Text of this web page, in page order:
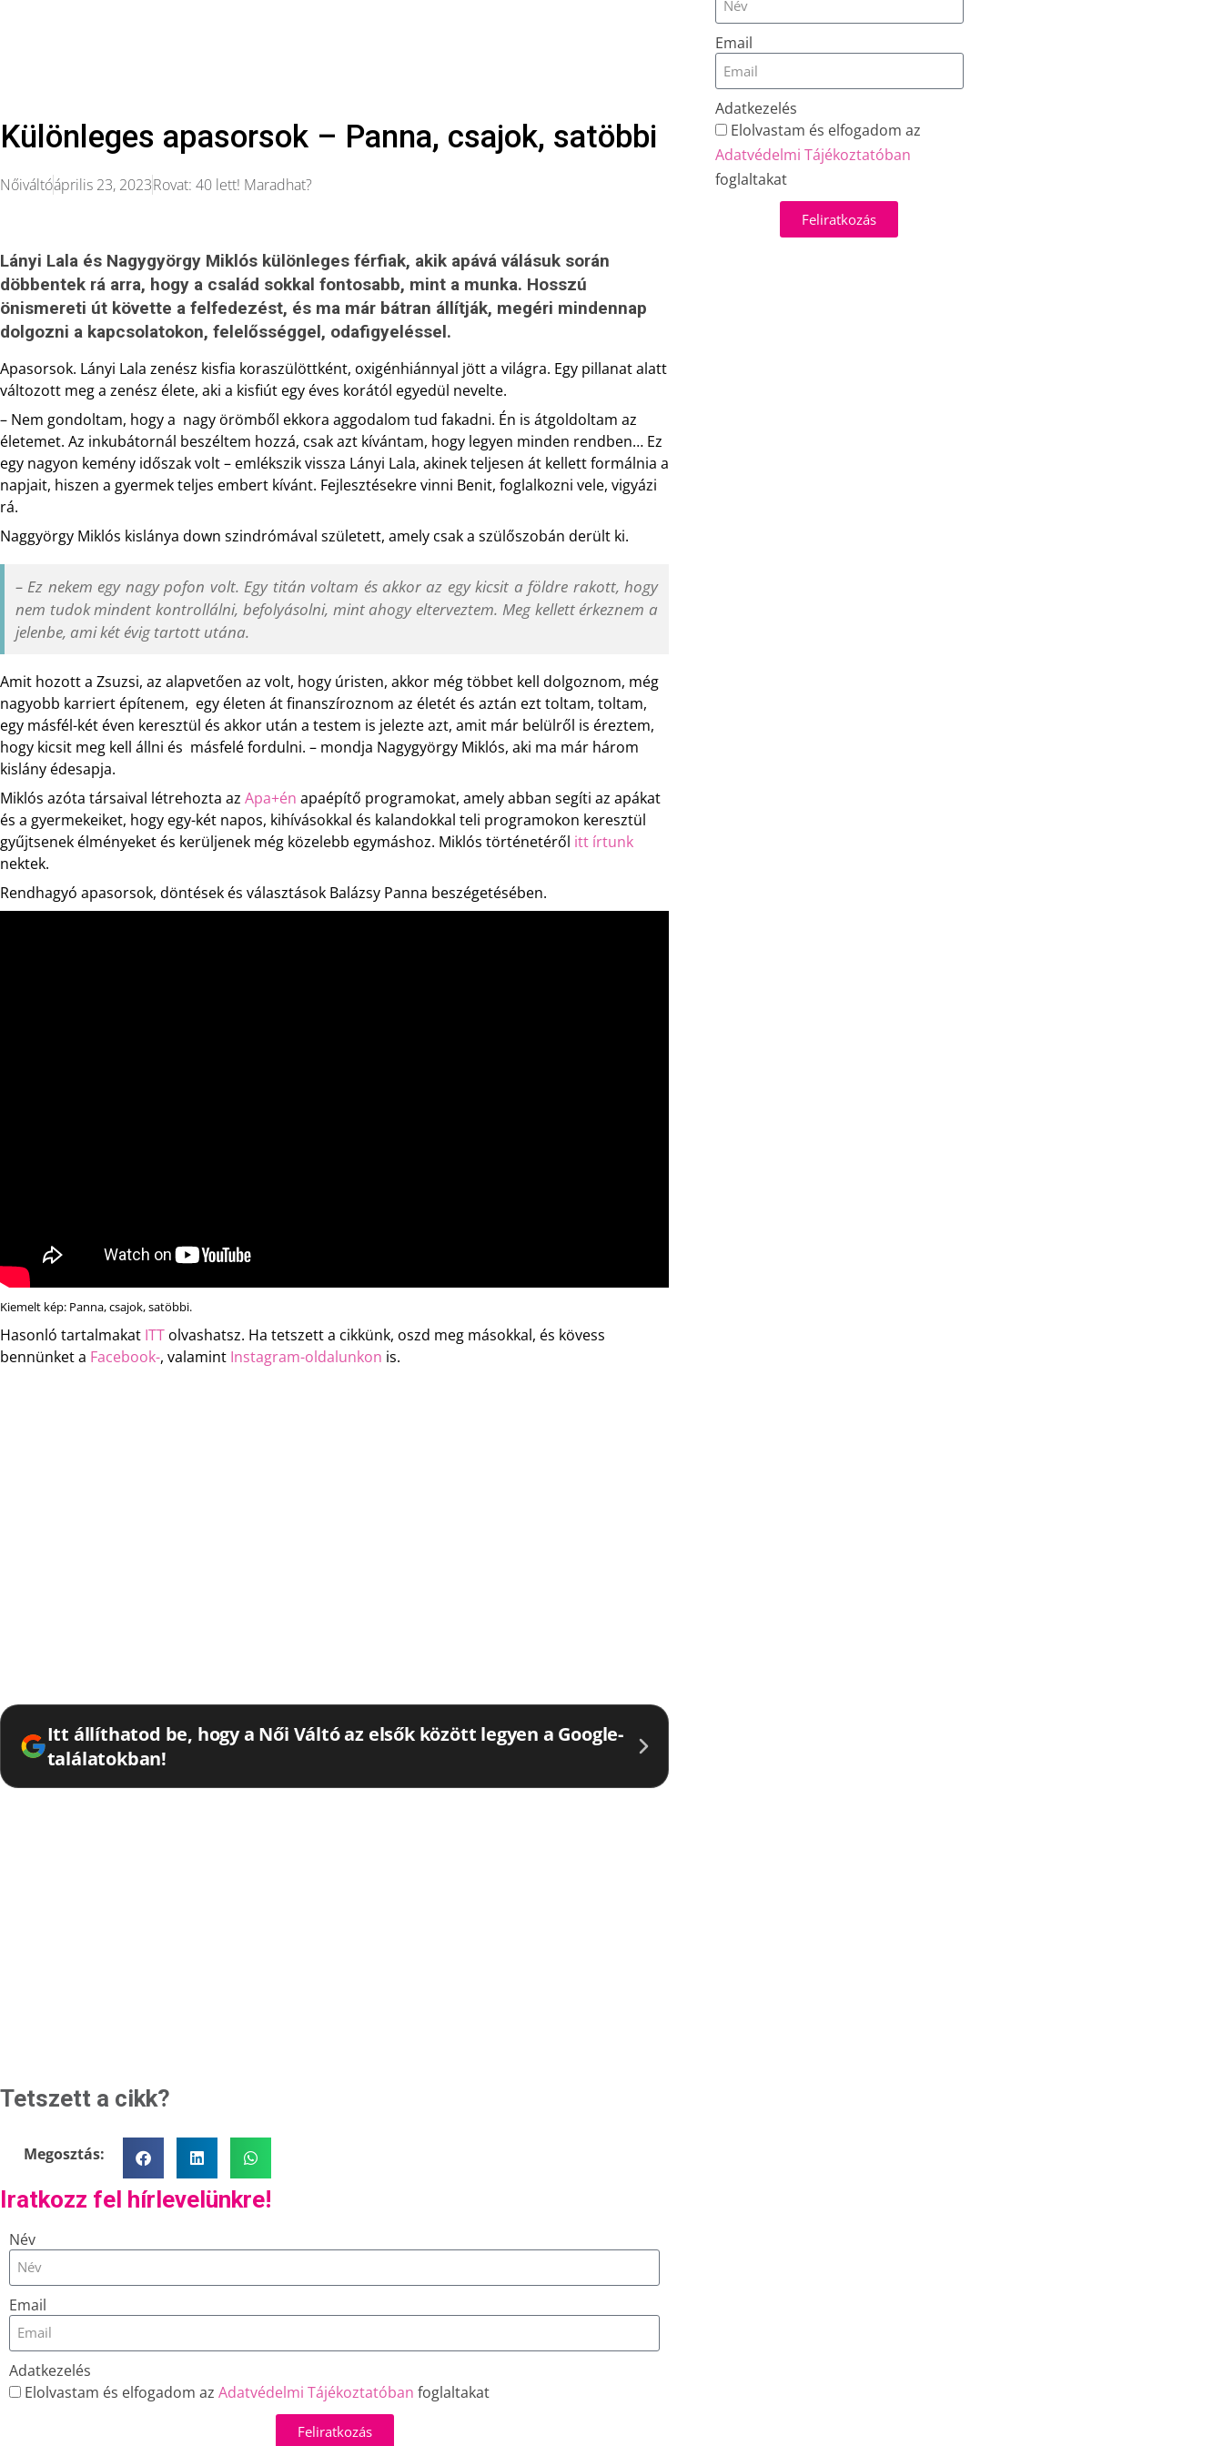
Különleges apasorsok – Panna, csajok, satöbbi
Nőiváltóáprilis 23, 2023Rovat: 40 lett! Maradhat?
Lányi Lala és Nagygyörgy Miklós különleges férfiak, akik apává válásuk során
döbbentek rá arra, hogy a család sokkal fontosabb, mint a munka. Hosszú
önismereti út követte a felfedezést, és ma már bátran állítják, megéri mindennap
dolgozni a kapcsolatokon, felelősséggel, odafigyeléssel.
Apasorsok. Lányi Lala zenész kisfia koraszülöttként, oxigénhiánnyal jött a világra. Egy pillanat alatt
változott meg a zenész élete, aki a kisfiút egy éves korától egyedül nevelte.
– Nem gondoltam, hogy a nagy örömből ekkora aggodalom tud fakadni. Én is átgoldoltam az
életemet. Az inkubátornál beszéltem hozzá, csak azt kívántam, hogy legyen minden rendben… Ez
egy nagyon kemény időszak volt – emlékszik vissza Lányi Lala, akinek teljesen át kellett formálnia a
napjait, hiszen a gyermek teljes embert kívánt. Fejlesztésekre vinni Benit, foglalkozni vele, vigyázi
rá.
Naggyörgy Miklós kislánya down szindrómával született, amely csak a szülőszobán derült ki.
– Ez nekem egy nagy pofon volt. Egy titán voltam és akkor az egy kicsit a földre rakott, hogy
nem tudok mindent kontrollálni, befolyásolni, mint ahogy elterveztem. Meg kellett érkeznem a
jelenbe, ami két évig tartott utána.
Amit hozott a Zsuzsi, az alapvetően az volt, hogy úristen, akkor még többet kell dolgoznom, még
nagyobb karriert építenem, egy életen át finanszíroznom az életét és aztán ezt toltam, toltam,
egy másfél-két éven keresztül és akkor után a testem is jelezte azt, amit már belülről is éreztem,
hogy kicsit meg kell állni és másfelé fordulni. – mondja Nagygyörgy Miklós, aki ma már három
kislány édesapja.
Miklós azóta társaival létrehozta az Apa+én apaépítő programokat, amely abban segíti az apákat
és a gyermekeiket, hogy egy-két napos, kihívásokkal és kalandokkal teli programokon keresztül
gyűjtsenek élményeket és kerüljenek még közelebb egymáshoz. Miklós történetéről itt írtunk
nektek.
Rendhagyó apasorsok, döntések és választások Balázsy Panna beszégetésében.
Kiemelt kép: Panna, csajok, satöbbi.
Hasonló tartalmakat ITT olvashatsz. Ha tetszett a cikkünk, oszd meg másokkal, és kövess
bennünket a Facebook-, valamint Instagram-oldalunkon is.
Itt állíthatod be, hogy a Női Váltó az elsők között legyen a Google-
találatokban!
Tetszett a cikk?
Megosztás:
Iratkozz fel hírlevelünkre!
Név
Email
Adatkezelés
Elolvastam és elfogadom az Adatvédelmi Tájékoztatóban foglaltakat
Feliratkozás
Email
Adatkezelés
Elolvastam és elfogadom az
Adatvédelmi Tájékoztatóban
foglaltakat
Feliratkozás